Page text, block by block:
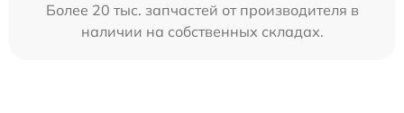
Более 20 тыс. запчастей от производителя в
наличии на собственных складах.